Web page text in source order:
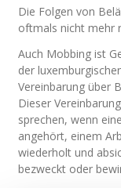
Die Folgen von
oftmals nicht mehr
Auch Mobbing ist
der
Vereinbarung über
Dieser
sprechen, wenn
angehört, einem
wiederholt und
bezweckt oder